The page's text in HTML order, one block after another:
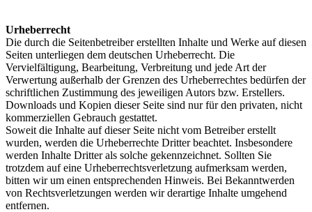
Urheberrecht
Die durch die Seitenbetreiber erstellten Inhalte und Werke auf diesen
Seiten unterliegen dem deutschen Urheberrecht. Die
Vervielfältigung, Bearbeitung, Verbreitung und jede Art der
Verwertung außerhalb der Grenzen des Urheberrechtes bedürfen der
schriftlichen Zustimmung des jeweiligen Autors bzw. Erstellers.
Downloads und Kopien dieser Seite sind nur für den privaten, nicht
kommerziellen Gebrauch gestattet.
Soweit die Inhalte auf dieser Seite nicht vom Betreiber erstellt
wurden, werden die Urheberrechte Dritter beachtet. Insbesondere
werden Inhalte Dritter als solche gekennzeichnet. Sollten Sie
trotzdem auf eine Urheberrechtsverletzung aufmerksam werden,
bitten wir um einen entsprechenden Hinweis. Bei Bekanntwerden
von Rechtsverletzungen werden wir derartige Inhalte umgehend
entfernen.